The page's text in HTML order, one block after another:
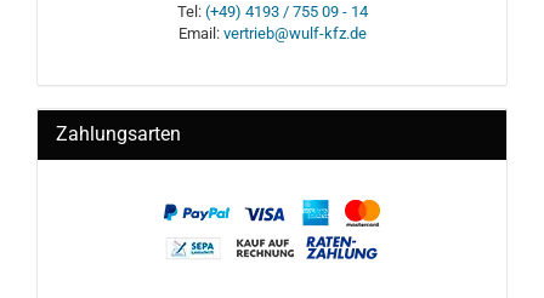
Tel: (+49) 4193 / 755 09 - 14
Email: vertrieb@wulf-kfz.de
Zahlungsarten